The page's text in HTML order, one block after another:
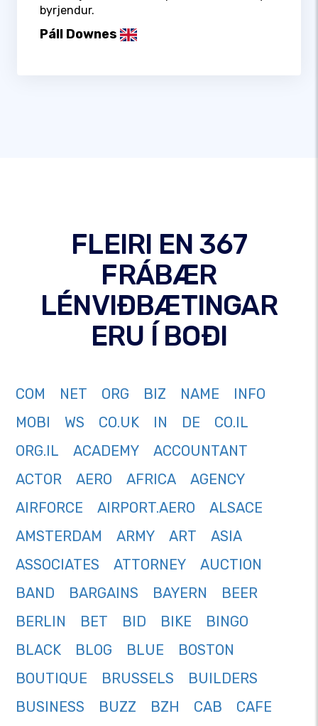
byrjendur.
Páll Downes
FLEIRI EN 367
FRÁBÆR
LÉNVIÐBÆTINGAR
ERU Í BOÐI
COM NET ORG BIZ NAME
INFO
MOBI
WS CO.UK IN DE
CO.IL
ORG.IL
ACADEMY
ACCOUNTANT
ACTOR
AERO AFRICA
AGENCY
AIRFORCE
AIRPORT.AERO
ALSACE
AMSTERDAM
ARMY ART
ASIA
ASSOCIATES
ATTORNEY
AUCTION
BAND
BARGAINS BAYERN
BEER
BERLIN
BET BID BIKE
BINGO
BLACK
BLOG BLUE
BOSTON
BOUTIQUE
BRUSSELS
BUILDERS
BUSINESS
BUZZ BZH CAB
CAFE